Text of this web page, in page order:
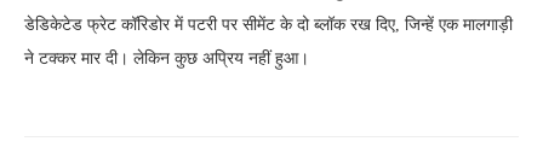
डेडिकेटेड फ्रेट कॉरिडोर में पटरी पर सीमेंट के दो ब्लॉक रख दिए, जिन्हें एक मालगाड़ी
ने टक्कर मार दी। लेकिन कुछ अप्रिय नहीं हुआ।